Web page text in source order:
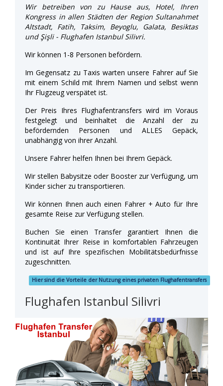
Wir betreiben von zu Hause aus, Hotel, Ihren
Kongress in allen Städten der Region Sultanahmet
Altstadt, Fatih, Taksim, Beyoglu, Galata, Besiktas
und Şişli - Flughafen Istanbul Silivri.
Wir können 1-8 Personen befördern.
Im Gegensatz zu Taxis warten unsere Fahrer auf Sie
mit einem Schild mit Ihrem Namen und selbst wenn
Ihr Flugzeug verspätet ist.
Der Preis Ihres Flughafentransfers wird im Voraus
festgelegt und beinhaltet die Anzahl der zu
befördernden Personen und ALLES Gepäck,
unabhängig von ihrer Anzahl.
Unsere Fahrer helfen Ihnen bei Ihrem Gepäck.
Wir stellen Babysitze oder Booster zur Verfügung, um
Kinder sicher zu transportieren.
Wir können Ihnen auch einen Fahrer + Auto für Ihre
gesamte Reise zur Verfügung stellen.
Buchen Sie einen Transfer garantiert Ihnen die
Kontinuität Ihrer Reise in komfortablen Fahrzeugen
und ist auf Ihre spezifischen Mobilitätsbedürfnisse
zugeschnitten.
Hier sind die Vorteile der Nutzung eines privaten Flughafentransfers
Flughafen Istanbul Silivri